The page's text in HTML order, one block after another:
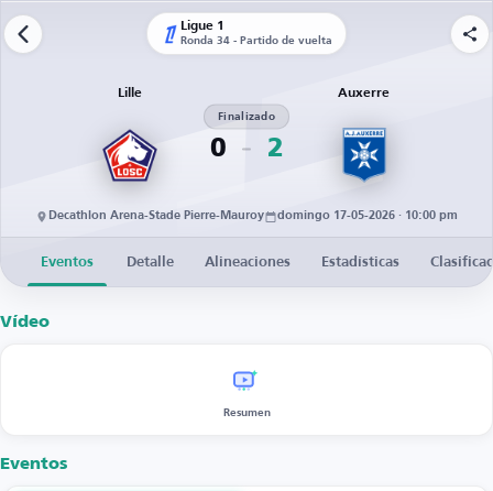
Ligue 1
Ronda 34 - Partido de vuelta
Lille
0
Finalizado
2
Auxerre
Decathlon Arena-Stade Pierre-Mauroy domingo 17-05-2026 · 10:00 pm
Eventos Detalle Alineaciones Estadísticas
Vídeo
Resumen
Eventos